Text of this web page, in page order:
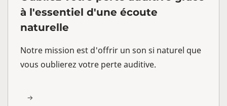
à l'essentiel d'une écoute
naturelle
Notre mission est d'offrir un son si naturel que
vous oublierez votre perte auditive.